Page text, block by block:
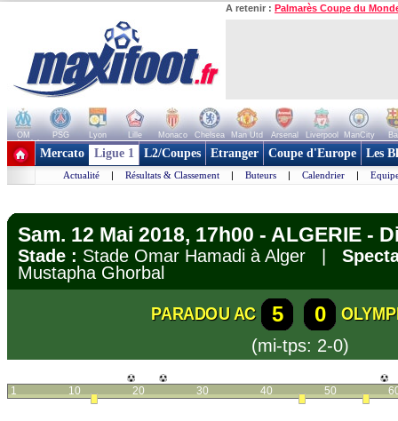
A retenir : Palmarès Coupe du
OM PSG Lyon Lille Monaco Chelsea Man Utd Arsenal Liverpool ManCity
+ de clubs
Mercato Ligue 1 L2/Coupes Etranger Coupe d'Europe Les
Actualité | Résultats & Classement | Buteurs | Calendrier |
Sam. 12 Mai 2018, 17h00 - ALGERIE -
Stade : Stade Omar Hamadi à Alger |
Mustapha Ghorbal
PARADOU AC 5 0
(mi-tps: 2-0)
1 10 20 30 40 50